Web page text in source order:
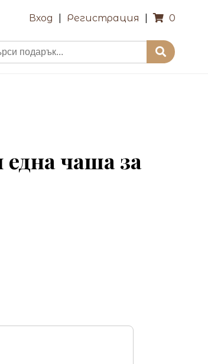
Вход Регистрация 0
чаша за